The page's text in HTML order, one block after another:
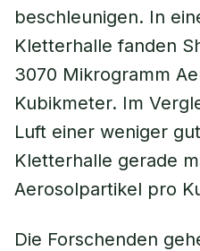
beschleunigen. In
Kletterhalle fanden
3070 Mikrogramm
Kubikmeter. Im
Luft einer weniger
Kletterhalle gerade
Aerosolpartikel pro
Die Forschenden